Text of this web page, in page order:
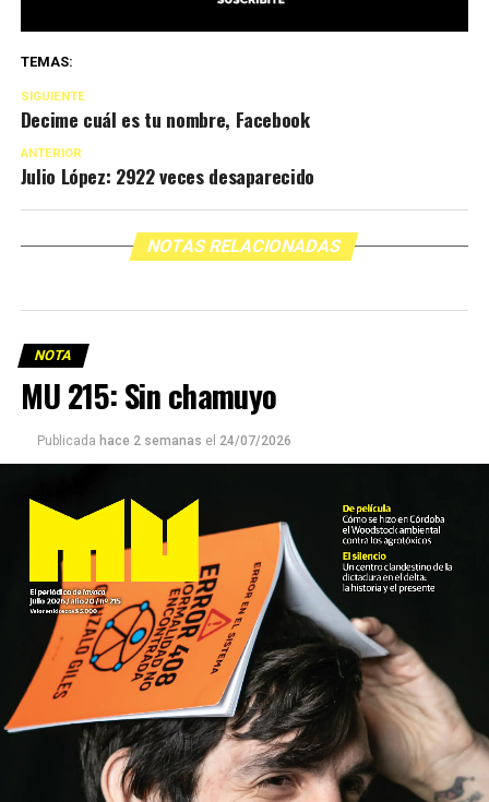
TEMAS:
SIGUIENTE
Decime cuál es tu nombre, Facebook
ANTERIOR
Julio López: 2922 veces desaparecido
NOTAS RELACIONADAS
NOTA
MU 215: Sin chamuyo
Publicada hace 2 semanas el 24/07/2026